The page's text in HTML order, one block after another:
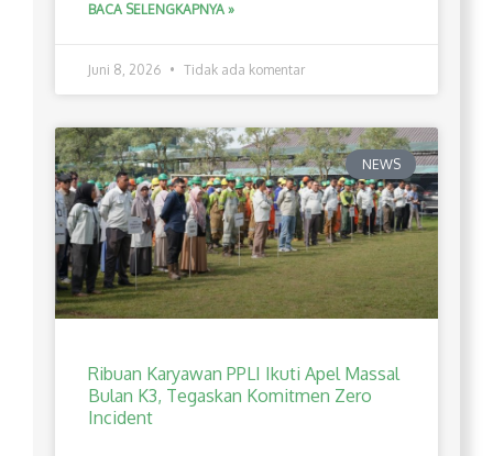
BACA SELENGKAPNYA »
Juni 8, 2026 Tidak ada komentar
NEWS
Ribuan Karyawan PPLI Ikuti Apel Massal
Bulan K3, Tegaskan Komitmen Zero
Incident